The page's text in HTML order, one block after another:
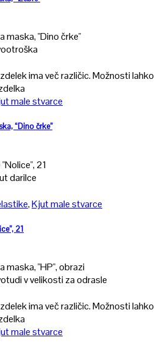
otroška
ima več različic. Možnosti lahko
male stvarce
“Dino črke”
darilce
,Kjut male stvarce
21
tudi v velikosti za odrasle
ima več različic. Možnosti lahko
male stvarce